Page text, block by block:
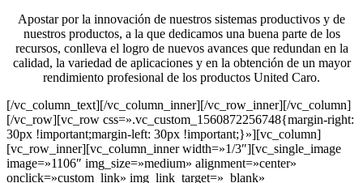
Apostar por la innovación de nuestros sistemas productivos y de
nuestros productos, a la que dedicamos una buena parte de los
recursos, conlleva el logro de nuevos avances que redundan en la
calidad, la variedad de aplicaciones y en la obtención de un mayor
rendimiento profesional de los productos United Caro.
[/vc_column_text][/vc_column_inner][/vc_row_inner][/vc_column]
[/vc_row][vc_row css=».vc_custom_1560872256748{margin-right:
30px !important;margin-left: 30px !important;}»][vc_column]
[vc_row_inner][vc_column_inner width=»1/3″][vc_single_image
image=»1106″ img_size=»medium» alignment=»center»
onclick=»custom_link» img_link_target=»_blank»